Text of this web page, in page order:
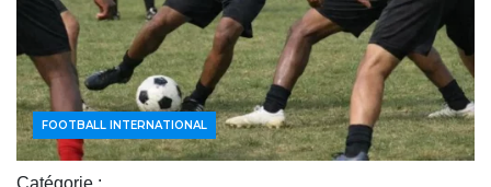
Catégorie :
ACTUALITÉS FOOTBALL
FOOTBALL AFRICAIN
FOOTBALL INTERNATIONAL